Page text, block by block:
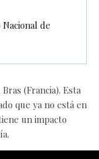
de
(Francia). Esta
que ya no está en
un impacto